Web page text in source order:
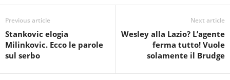
Previous article
Stankovic elogia
Milinkovic. Ecco le parole
sul serbo
Next article
Wesley alla Lazio? L’agente
ferma tutto! Vuole
solamente il Brudge